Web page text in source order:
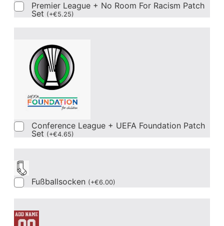
Premier League + No Room For Racism Patch
Set (+€5.25)
Conference League + UEFA Foundation Patch
Set (+€4.65)
Fußballsocken (+€6.00)